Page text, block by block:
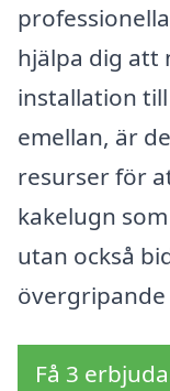
hjälpa dig att
installation
emellan, är
resurser för
kakelugn
utan också
Få 3